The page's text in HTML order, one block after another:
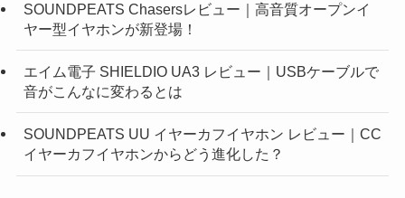
SOUNDPEATS Chasersレビュー｜高音質オープンイ
ヤー型イヤホンが新登場！
エイム電子 SHIELDIO UA3 レビュー｜USBケーブルで
音がこんなに変わるとは
SOUNDPEATS UU イヤーカフイヤホン レビュー｜CC
イヤーカフイヤホンからどう進化した？